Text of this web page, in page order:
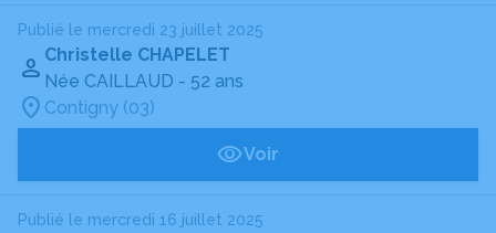
Publié le mercredi 23 juillet 2025
Christelle CHAPELET
Née CAILLAUD - 52 ans
Contigny (03)
Voir
Publié le mercredi 16 juillet 2025